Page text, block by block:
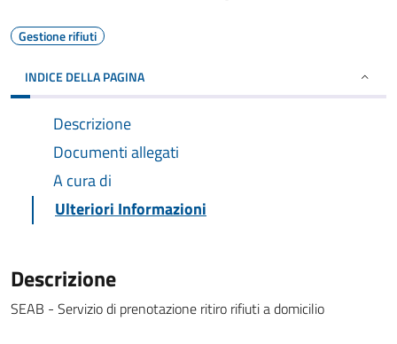
Gestione rifiuti
INDICE DELLA PAGINA
Descrizione
Documenti allegati
A cura di
Ulteriori Informazioni
Descrizione
SEAB - Servizio di prenotazione ritiro rifiuti a domicilio